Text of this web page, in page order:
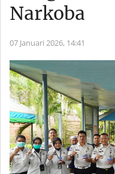
Narkoba
07 Januari 2026, 14:41